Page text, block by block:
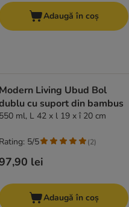
Adaugă în coș
Modern Living Ubud Bol
cu suport din bambus
550 ml, L 42 x l 19 x î 20 cm
lei
Rating: 5/5 (2)
Adaugă în coș